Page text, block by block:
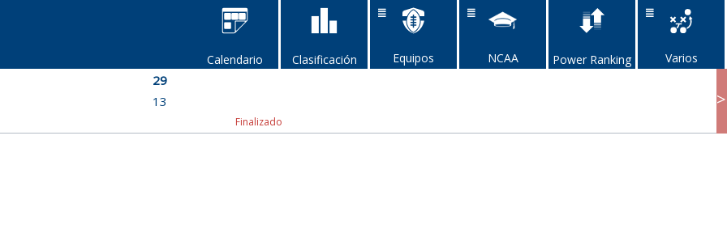
Varios
Power Ranking
NCAA
Equipos
Clasificación
Calendario
29
13
Finalizado
>